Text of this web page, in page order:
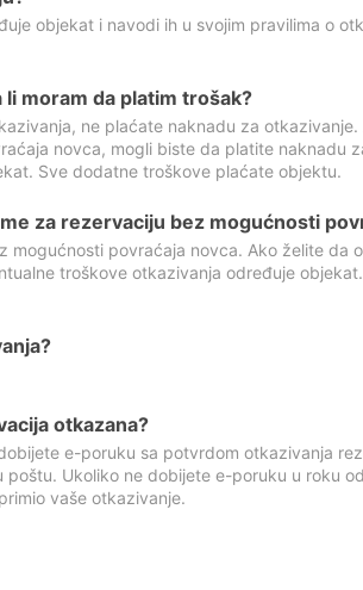
objekat i navodi ih u svojim pravilima o
moram da platim trošak?
ne plaćate naknadu za
novca, mogli biste da platite naknadu
Sve dodatne troškove plaćate objektu.
za rezervaciju bez mogućnosti
mogućnosti povraćaja novca. Ako želite da
troškove otkazivanja određuje
otkazana?
e-poruku sa potvrdom otkazivanja
Ukoliko ne dobijete e-poruku u roku
vaše otkazivanje.